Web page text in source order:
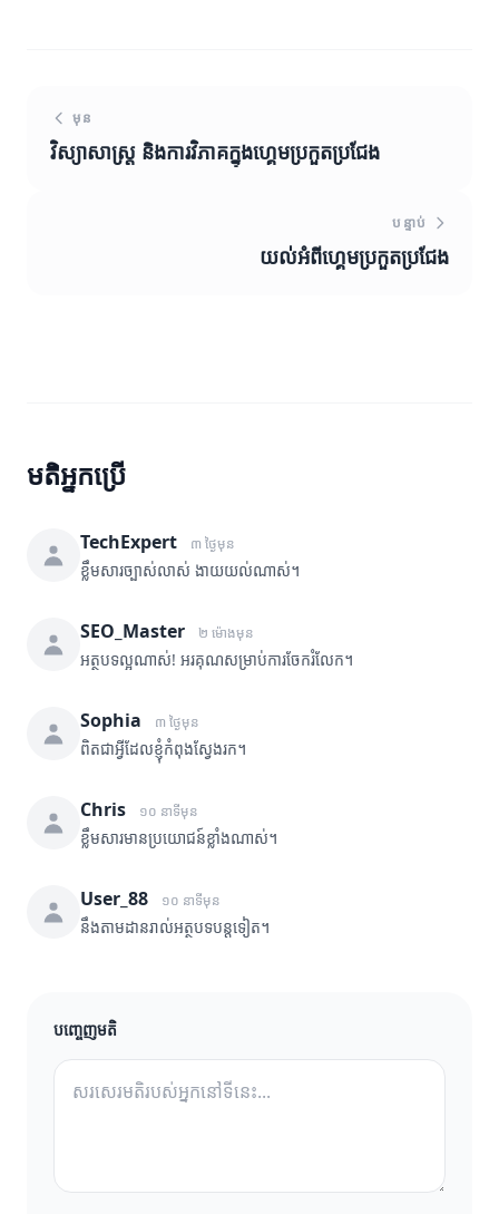
មុន
វិស្យាសាស្ត្រ និងការវិភាគក្នុងហ្គេមប្រកួតប្រជែង
បន្ទាប់
យល់អំពីហ្គេមប្រកួតប្រជែង
មតិអ្នកប្រើ
TechExpert ៣ ថ្ងៃមុន
ខ្លឹមសារច្បាស់លាស់ ងាយយល់ណាស់។
SEO_Master ២ ម៉ោងមុន
អត្ថបទល្អណាស់! អរគុណសម្រាប់ការចែករំលែក។
Sophia ៣ ថ្ងៃមុន
ពិតជាអ្វីដែលខ្ញុំកំពុងស្វែងរក។
Chris ១០ នាទីមុន
ខ្លឹមសារមានប្រយោជន៍ខ្លាំងណាស់។
User_88 ១០ នាទីមុន
នឹងតាមដានរាល់អត្ថបទបន្តទៀត។
បញ្ចេញមតិ